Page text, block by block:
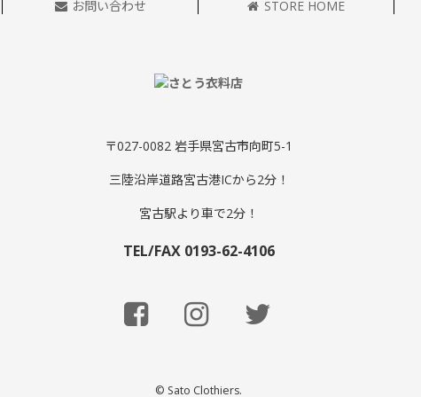
お問い合わせ STORE HOME
〒027-0082 岩手県宮古市向町5-1
三陸沿岸道路宮古港ICから2分！
宮古駅より車で2分！
TEL/FAX 0193-62-4106
© Sato Clothiers.